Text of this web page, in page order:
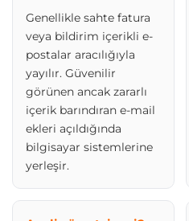
Genellikle sahte fatura
veya bildirim içerikli e-
postalar aracılığıyla
yayılır. Güvenilir
görünen ancak zararlı
içerik barındıran e-mail
ekleri açıldığında
bilgisayar sistemlerine
yerleşir.